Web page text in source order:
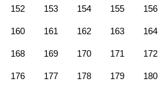
152 153 154 155 156
160 161 162 163 164
168 169 170 171 172
176 177 178 179 180